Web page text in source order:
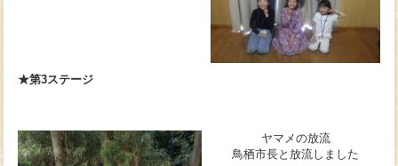
★第3ステージ
ヤマメの放流
鳥栖市長と放流しました